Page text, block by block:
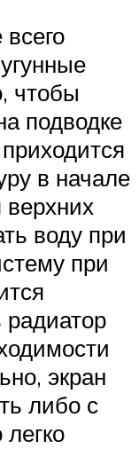
чтобы
подводке
в начале
верхних
воду при
при
радиатор
экран
либо с